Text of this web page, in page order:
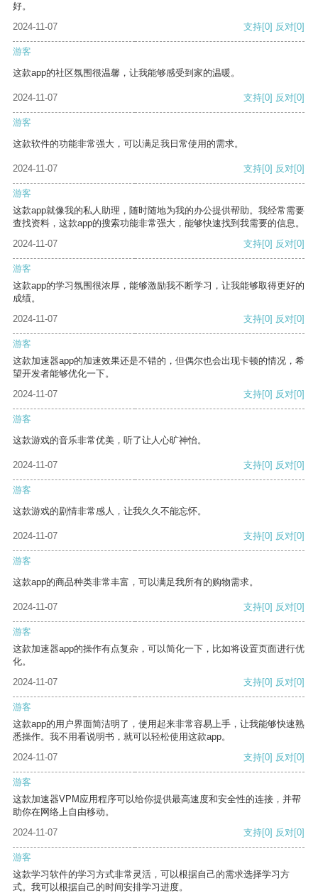
好。
2024-11-07
支持[0] 反对[0]
游客
这款app的社区氛围很温馨，让我能够感受到家的温暖。
2024-11-07 支持[0] 反对[0]
游客
这款软件的功能非常强大，可以满足我日常使用的需求。
2024-11-07 支持[0] 反对[0]
游客
这款app就像我的私人助理，随时随地为我的办公提供帮助。我经常需要
查找资料，这款app的搜索功能非常强大，能够快速找到我需要的信息。
2024-11-07
支持[0] 反对[0]
游客
这款app的学习氛围很浓厚，能够激励我不断学习，让我能够取得更好的
成绩。
2024-11-07
支持[0] 反对[0]
游客
这款加速器app的加速效果还是不错的，但偶尔也会出现卡顿的情况，希
望开发者能够优化一下。
2024-11-07
支持[0] 反对[0]
游客
这款游戏的音乐非常优美，听了让人心旷神怡。
2024-11-07 支持[0] 反对[0]
游客
这款游戏的剧情非常感人，让我久久不能忘怀。
2024-11-07 支持[0] 反对[0]
游客
这款app的商品种类非常丰富，可以满足我所有的购物需求。
2024-11-07 支持[0] 反对[0]
游客
这款加速器app的操作有点复杂，可以简化一下，比如将设置页面进行优
化。
2024-11-07
支持[0] 反对[0]
游客
这款app的用户界面简洁明了，使用起来非常容易上手，让我能够快速熟
悉操作。我不用看说明书，就可以轻松使用这款app。
2024-11-07
支持[0] 反对[0]
游客
这款加速器VPM应用程序可以给你提供最高速度和安全性的连接，并帮
助你在网络上自由移动。
2024-11-07
支持[0] 反对[0]
游客
这款学习软件的学习方式非常灵活，可以根据自己的需求选择学习方
式。我可以根据自己的时间安排学习进度。